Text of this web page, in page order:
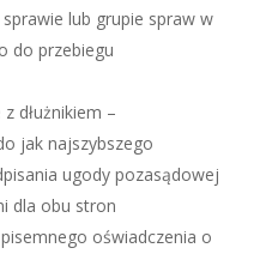
lub grupie spraw w
do przebiegu
dłużnikiem –
jak najszybszego
ugody pozasądowej
dla obu stron
oświadczenia o